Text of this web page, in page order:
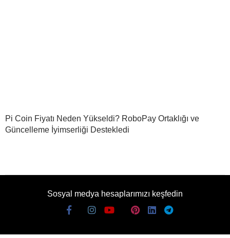
Pi Coin Fiyatı Neden Yükseldi? RoboPay Ortaklığı ve
Güncelleme İyimserliği Destekledi
Sosyal medya hesaplarımızı keşfedin